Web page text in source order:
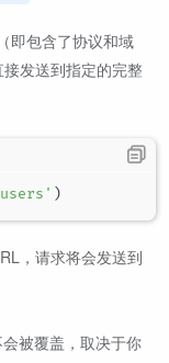
即包含了协议和域
发送到指定的完整
)
，请求将会发送到
被覆盖，取决于你